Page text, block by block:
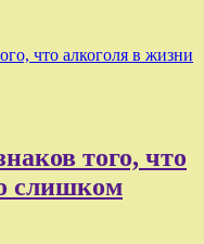
что алкоголя в жизни
того, что
слишком